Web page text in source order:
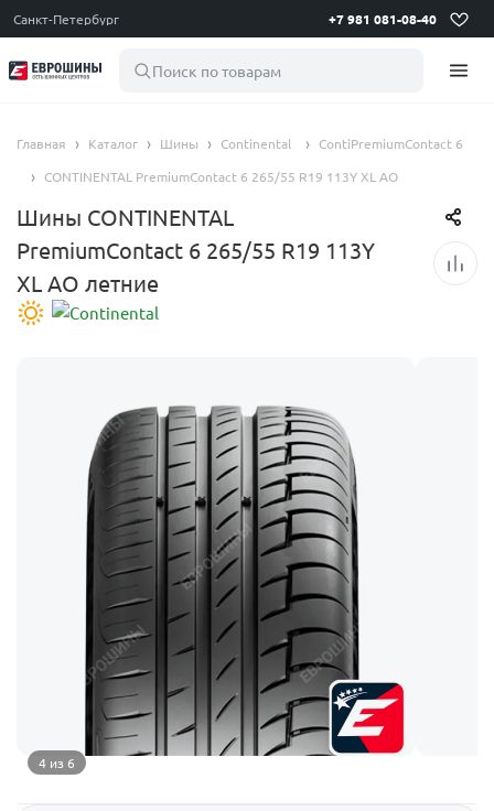
Санкт-Петербург +7 981 081-08-40
Поиск по товарам
Главная Каталог Шины Continental
ContiPremiumContact 6
CONTINENTAL PremiumContact 6 265/55 R19 113Y XL AO
Шины CONTINENTAL
PremiumContact 6 265/55 R19 113Y
XL AO летние
4 из 6